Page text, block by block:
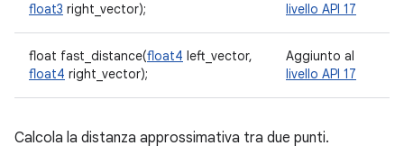
float3 right_vector);
livello API 17
float fast_distance(float4 left_vector,
float4 right_vector);
Aggiunto al
livello API 17
Calcola la distanza approssimativa tra due punti.